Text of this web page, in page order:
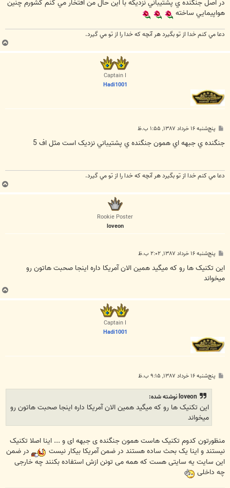
در اصل جنگنده ي پشتيباني نزديکه با اين حال من افتخار مي کنم کشورم چنين
هواپيمايي ساخته
دعا مي كنم خدا از تو بگيرد هر آنچه كه خدا را از تو مي گيرد.
ب
ا
Captain I
Hadi1001
پ
ت
پنج‌شنبه ۱۶ خرداد ۱۳۸۷, ۱:۵۵ ب.ظ
جنگنده ي جبهه اي همون جنگنده ي پشتيباني نزديک است مثل اف 5
دعا مي كنم خدا از تو بگيرد هر آنچه كه خدا را از تو مي گيرد.
ب
ا
Rookie Poster
loveon
پ
ت
پنج‌شنبه ۱۶ خرداد ۱۳۸۷, ۲:۰۲ ب.ظ
این تکنیک ها رو که میگید همین الان آمریکا داره اینجا صحبت هاتون رو
میخواند
ب
ا
Captain I
Hadi1001
پ پنج‌شنبه ۱۶ خرداد ۱۳۸۷, ۹:۱۵ ب.ظ
loveon نوشته شده:
این تکنیک ها رو که میگید همین الان آمریکا داره اینجا صحبت هاتون رو
میخواند
منظورتون کدوم تکنیک هاست همون جنگنده ی جبهه ای و ... اینا اصلا تکنیک
نیستند و اینا یک بحث ساده هستند در ضمن آمریکا بیکار نیست
در ضمن
این سایت یه سایتی هست که همه می تونن ازش استفاده بکنند چه خارجی
چه داخلی